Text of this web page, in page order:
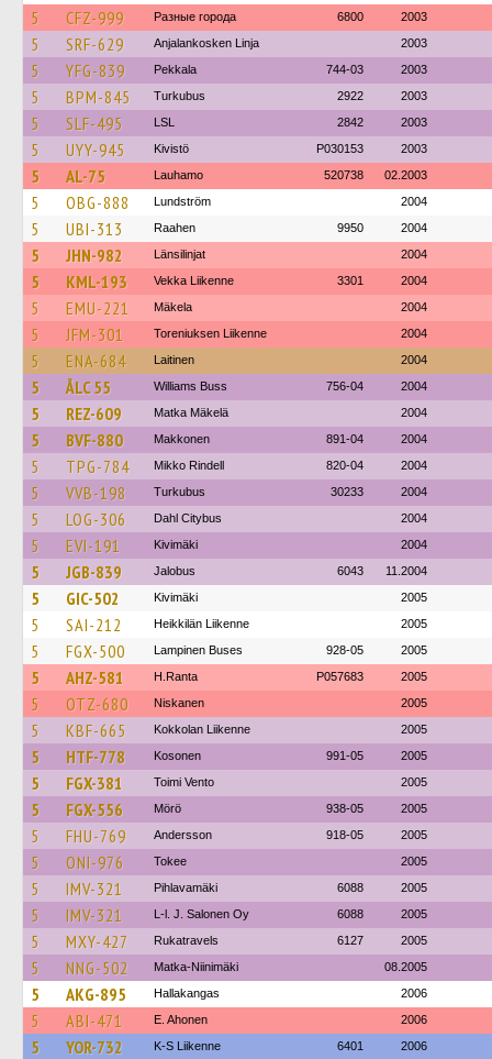
5
CFZ-999 Разные города 6800 2003
5 SRF-629 Anjalankosken Linja 2003
5 YFG-839 Pekkala 744-03 2003
5 BPM-845 Turkubus 2922 2003
5 SLF-495 LSL 2842 2003
5 UYY-945 Kivistö P030153 2003
5 AL-75 Lauhamo 520738 02.2003
5 OBG-888 Lundström 2004
5 UBI-313 Raahen 9950 2004
5 JHN-982 Länsilinjat 2004
5 KML-193 Vekka Liikenne 3301 2004
5 EMU-221 Mäkela 2004
5 JFM-301 Toreniuksen Liikenne 2004
5 ENA-684 Laitinen 2004
5 ÅLC 55 Williams Buss 756-04 2004
5 REZ-609 Matka Mäkelä 2004
5 BVF-880 Makkonen 891-04 2004
5 TPG-784 Mikko Rindell 820-04 2004
5 VVB-198 Turkubus 30233 2004
5 LOG-306 Dahl Citybus 2004
5 EVI-191 Kivimäki 2004
5 JGB-839 Jalobus 6043 11.2004
5 GIC-502 Kivimäki 2005
5 SAI-212 Heikkilän Liikenne 2005
5 FGX-500 Lampinen Buses 928-05 2005
5 AHZ-581 H.Ranta P057683 2005
5 OTZ-680 Niskanen 2005
5 KBF-665 Kokkolan Liikenne 2005
5 HTF-778 Kosonen 991-05 2005
5 FGX-381 Toimi Vento 2005
5 FGX-556 Mörö 938-05 2005
5 FHU-769 Andersson 918-05 2005
5 ONI-976 Tokee 2005
5 IMV-321 Pihlavamäki 6088 2005
5 IMV-321 L-l. J. Salonen Oy 6088 2005
5 MXY-427 Rukatravels 6127 2005
5 NNG-502 Matka-Niinimäki 08.2005
5 AKG-895 Hallakangas 2006
5 ABI-471 E. Ahonen 2006
5 YOR-732 K-S Liikenne 6401 2006